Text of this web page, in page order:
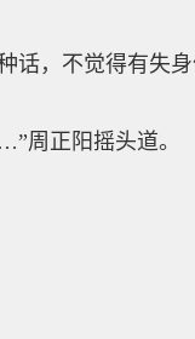
，不觉得有失身
正阳摇头道。